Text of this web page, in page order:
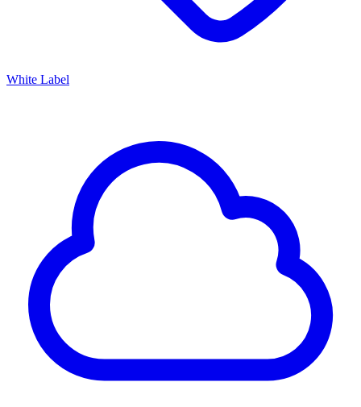
White Label